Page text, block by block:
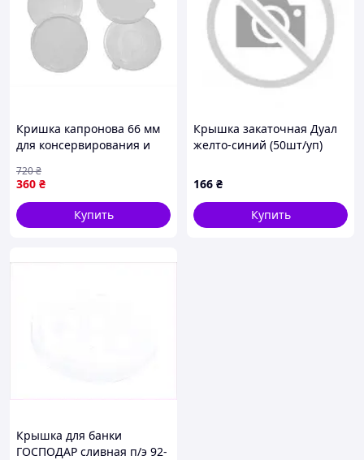
Кришка капронова 66 мм
для консервирования и
штук белая ТМ ХАРКІВ
360 ₴
720₴
Купить
Крышка закаточная Дуал
желто-синий (50шт/уп)
166 ₴
Купить
Крышка для банки
ГОСПОДАР сливная п/э 92-